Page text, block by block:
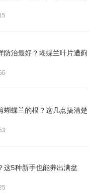
防治最好？蝴蝶兰叶片遭蓟
蝴蝶兰的根？这几点搞清楚
这5种新手也能养出满盆